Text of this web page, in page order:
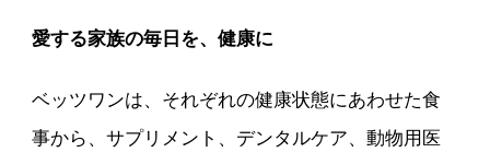
愛する家族の毎日を、健康に
ベッツワンは、それぞれの健康状態にあわせた食
事から、サプリメント、デンタルケア、動物用医